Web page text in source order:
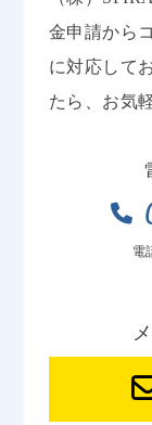
金申請から
に対応して
たら、お気
電